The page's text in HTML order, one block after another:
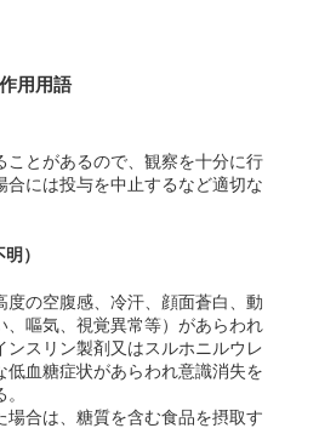
用用語
ことがあるので、観察を十分に行
合には投与を中止するなど適切な
）
度の空腹感、冷汗、顔面蒼白、動
、嘔気、視覚異常等）があらわれ
ンスリン製剤又はスルホニルウレ
低血糖症状があらわれ意識消失を
場合は、糖質を含む食品を摂取す